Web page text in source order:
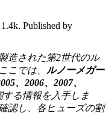
1.4k. Published by
造された第2世代のル
こでは、 ルノーメガー
、2006、2007、
する情報を入手しま
認し、各ヒューズの割